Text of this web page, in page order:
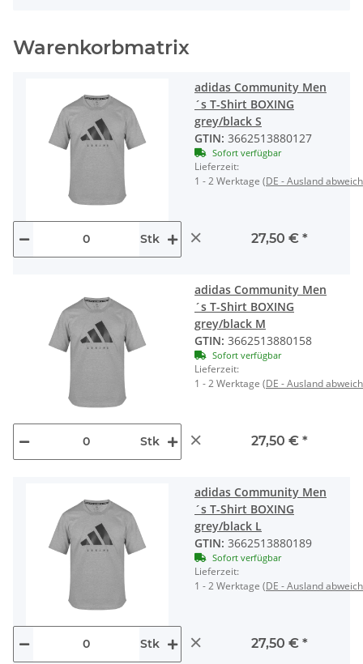
Warenkorbmatrix
adidas Community Men
´s T-Shirt BOXING
grey/black S
GTIN: 3662513880127
Sofort verfügbar
Lieferzeit:
1 - 2 Werktage (DE - Ausland
Stk × 27,50 €*
adidas Community Men
´s T-Shirt BOXING
grey/black M
GTIN: 3662513880158
Sofort verfügbar
Lieferzeit:
1 - 2 Werktage (DE - Ausland
Stk × 27,50 €*
adidas Community Men
´s T-Shirt BOXING
grey/black L
GTIN: 3662513880189
Sofort verfügbar
Lieferzeit:
1 - 2 Werktage (DE - Ausland
Stk × 27,50 €*